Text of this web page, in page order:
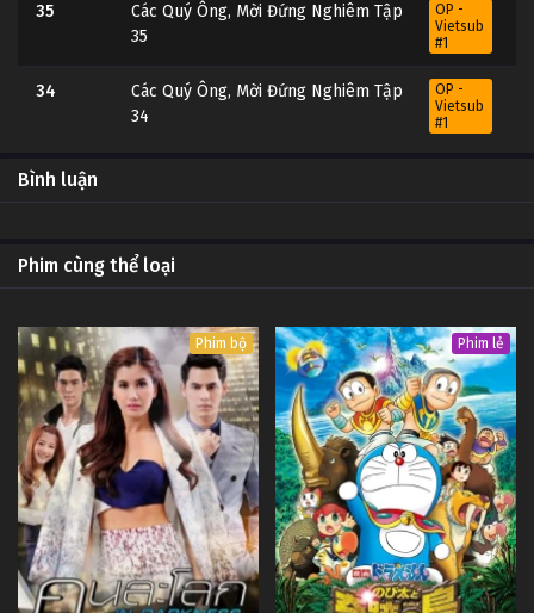
35
Các Quý Ông, Mời Đứng Nghiêm Tập
35
OP -
Vietsub
#1
34
Các Quý Ông, Mời Đứng Nghiêm Tập
34
OP -
Vietsub
#1
33
#1
Các Quý Ông, Mời Đứng Nghiêm Tập
32
31
Các Quý Ông, Mời Đứng Nghiêm Tập
31
OP -
Vietsub
#1
30
Các Quý Ông, Mời Đứng Nghiêm Tập
30
OP -
Vietsub
#1
29
Các Quý Ông, Mời Đứng Nghiêm Tập
29
OP -
Vietsub
#1
28
Các Quý Ông, Mời Đứng Nghiêm Tập
28
OP -
Vietsub
#1
Bình luận
Phim cùng thể loại
Phim bộ Phim lẻ